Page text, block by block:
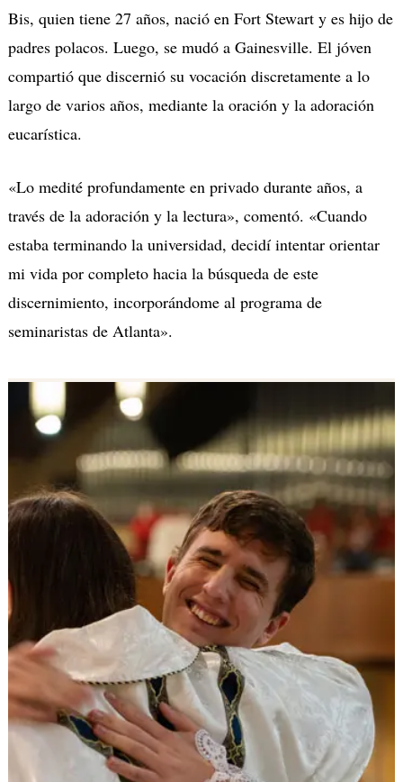
Bis, quien tiene 27 años, nació en Fort Stewart y es hijo de
padres polacos. Luego, se mudó a Gainesville. El jóven
compartió que discernió su vocación discretamente a lo
largo de varios años, mediante la oración y la adoración
eucarística.
«Lo medité profundamente en privado durante años, a
través de la adoración y la lectura», comentó. «Cuando
estaba terminando la universidad, decidí intentar orientar
mi vida por completo hacia la búsqueda de este
discernimiento, incorporándome al programa de
seminaristas de Atlanta».